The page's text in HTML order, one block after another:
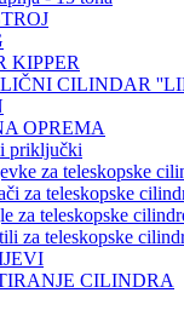
KIPPER
CILINDAR
OPREMA
priključki
za teleskopske
za teleskopske
za teleskopske
za teleskopske
CILINDRA